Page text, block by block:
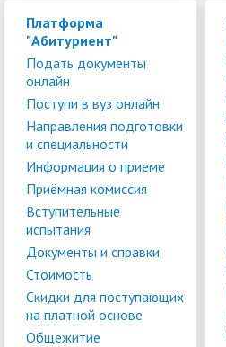
Платформа
"Абитуриент"
Подать документы
онлайн
Поступи в вуз онлайн
Направления подготовки
и специальности
Информация о приеме
Приёмная комиссия
Вступительные
испытания
Документы и справки
Стоимость
Скидки для поступающих
на платной основе
Общежитие